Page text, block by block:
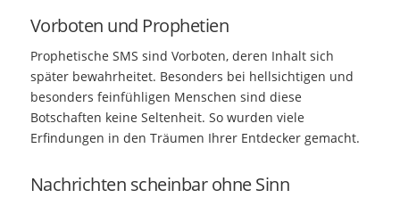
Vorboten und Prophetien
Prophetische SMS sind Vorboten, deren Inhalt sich
später bewahrheitet. Besonders bei hellsichtigen und
besonders feinfühligen Menschen sind diese
Botschaften keine Seltenheit. So wurden viele
Erfindungen in den Träumen Ihrer Entdecker gemacht.
Nachrichten scheinbar ohne Sinn